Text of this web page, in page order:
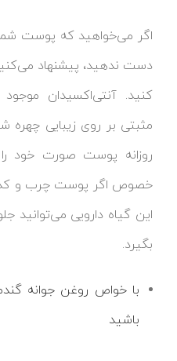
اگر می‌خواهید که پوست
دست ندهید، پیشنهاد
کنید. آنتی‌اکسیدان
مثبتی بر روی زیبایی چهره
روزانه پوست صورت خود
خصوص اگر پوست چرب و
این گیاه دارویی می‌توانید
بگیرد.
با خواص روغن جوانه
باشید